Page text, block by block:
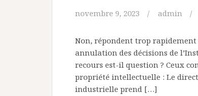
novembre 9, 2023 admin
Non, répondent trop rapidement
annulation des décisions de
recours est-il question ? Ceux
propriété intellectuelle : Le
industrielle prend […]